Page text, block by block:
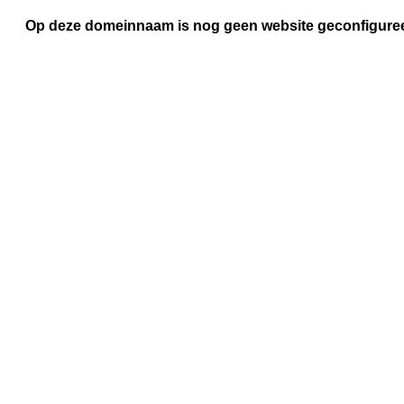
Op deze domeinnaam is nog geen website